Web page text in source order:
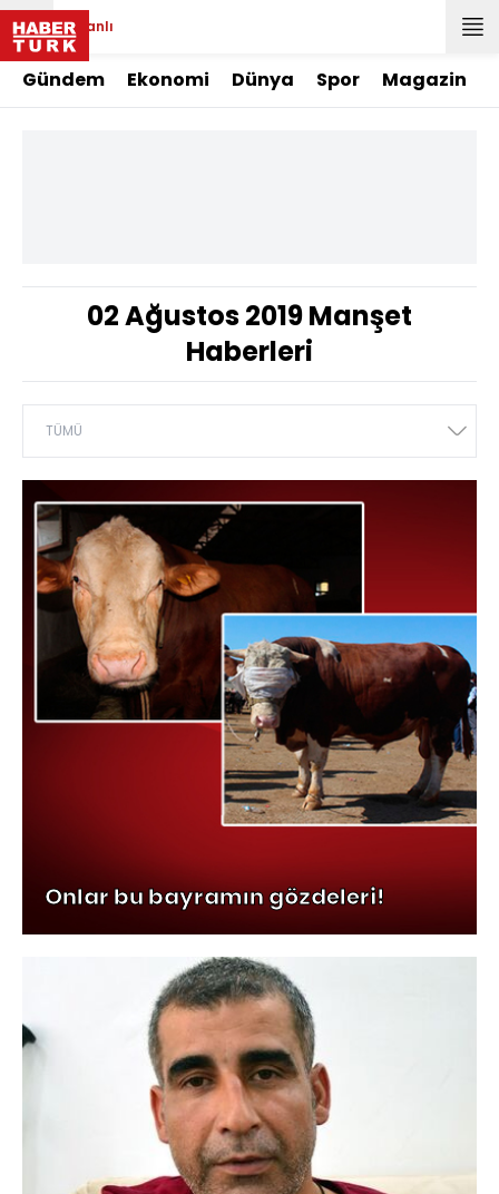
Canlı
Gündem Ekonomi Dünya Spor Magazin
02 Ağustos 2019 Manşet
Haberleri
Onlar bu bayramın gözdeleri!